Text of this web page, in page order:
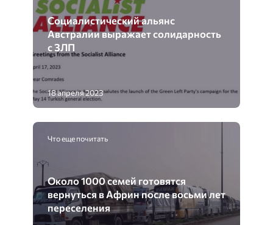
Социалистический альянс
Австралии выражает солидарность
с ЗЛП
18 апреля 2023
Что еще почитать
Около 1000 семей готовятся
вернуться в Африн после восьми лет
переселения